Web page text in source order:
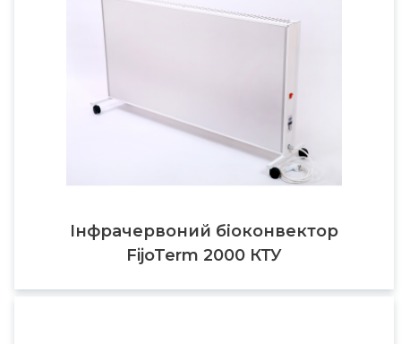
Інфрачервоний біоконвектор
FijoTerm 2000 КТУ